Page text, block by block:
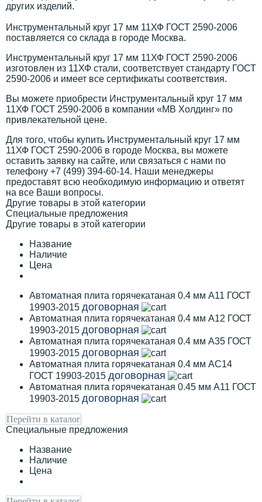
других изделий.
Инструментальный круг 17 мм 11ХФ ГОСТ 2590-2006
поставляется со склада в городе Москва.
Инструментальный круг 17 мм 11ХФ ГОСТ 2590-2006
изготовлен из 11ХФ стали, соответствует стандарту ГОСТ
2590-2006 и имеет все сертификаты соответствия.
Вы можете приобрести Инструментальный круг 17 мм
11ХФ ГОСТ 2590-2006 в компании «МВ Холдинг» по
привлекательной цене.
Для того, чтобы купить Инструментальный круг 17 мм
11ХФ ГОСТ 2590-2006 в городе Москва, вы можете
оставить заявку на сайте, или связаться с нами по
телефону +7 (499) 394-60-14. Наши менеджеры
предоставят всю необходимую информацию и ответят
на все Ваши вопросы.
Другие товары в этой категории
Специальные предложения
Другие товары в этой категории
Название
Наличие
Цена
Автоматная плита горячекатаная 0.4 мм А11 ГОСТ
19903-2015 договорная
Автоматная плита горячекатаная 0.4 мм А12 ГОСТ
19903-2015 договорная
Автоматная плита горячекатаная 0.4 мм А35 ГОСТ
19903-2015 договорная
Автоматная плита горячекатаная 0.4 мм АС14
ГОСТ 19903-2015 договорная
Автоматная плита горячекатаная 0.45 мм А11 ГОСТ
19903-2015 договорная
Перейти в каталог
Специальные предложения
Название
Наличие
Цена